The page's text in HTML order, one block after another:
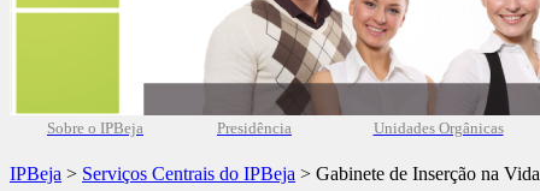
Sobre o IPBeja Presidência Unidades Orgânicas
IPBeja > Serviços Centrais do IPBeja > Gabinete de Inserção na